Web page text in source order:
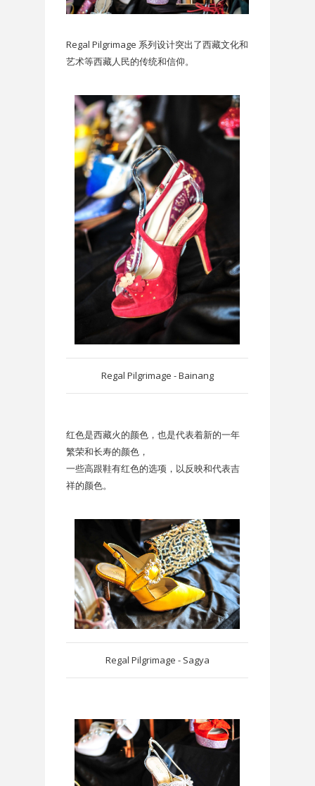
Regal Pilgrimage 系列设计突出了西藏文化和
艺术等西藏人民的传统和信仰。
Regal Pilgrimage - Bainang
红色是西藏火的颜色，也是代表着新的一年
繁荣和长寿的颜色，
一些高跟鞋有红色的选项，以反映和代表吉
祥的颜色。
Regal Pilgrimage - Sagya